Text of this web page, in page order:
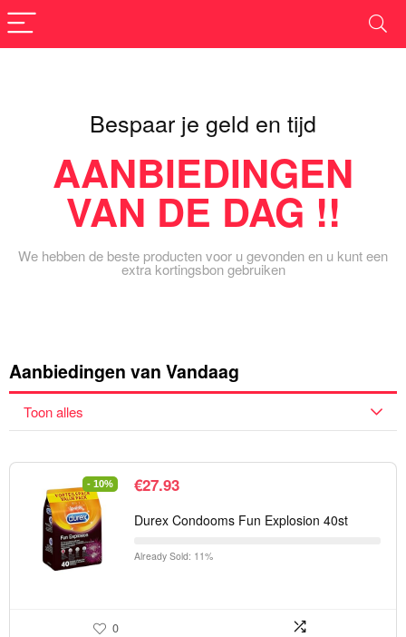
Bespaar je geld en tijd
AANBIEDINGEN
VAN DE DAG !!
We hebben de beste producten voor u gevonden en u kunt een
extra kortingsbon gebruiken
Aanbiedingen van Vandaag
Toon alles
- 10% €27.93
Durex Condooms Fun Explosion 40st
Already Sold: 11%
0